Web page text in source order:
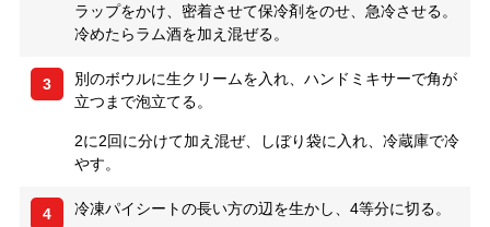
ラップをかけ、密着させて保冷剤をのせ、急冷させる。
冷めたらラム酒を加え混ぜる。
3
別のボウルに生クリームを入れ、ハンドミキサーで角が
立つまで泡立てる。
2に2回に分けて加え混ぜ、しぼり袋に入れ、冷蔵庫で冷
やす。
4 冷凍パイシートの長い方の辺を生かし、4等分に切る。